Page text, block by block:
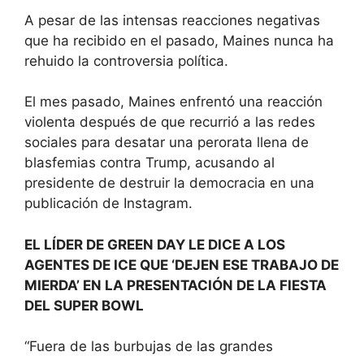
A pesar de las intensas reacciones negativas
que ha recibido en el pasado, Maines nunca ha
rehuido la controversia política.
El mes pasado, Maines enfrentó una reacción
violenta después de que recurrió a las redes
sociales para desatar una perorata llena de
blasfemias contra Trump, acusando al
presidente de destruir la democracia en una
publicación de Instagram.
EL LÍDER DE GREEN DAY LE DICE A LOS
AGENTES DE ICE QUE ‘DEJEN ESE TRABAJO DE
MIERDA’ EN LA PRESENTACIÓN DE LA FIESTA
DEL SUPER BOWL
“Fuera de las burbujas de las grandes